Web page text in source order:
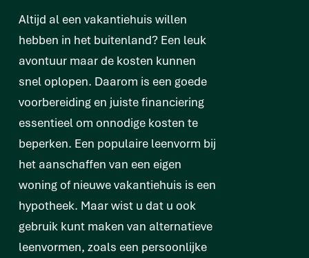
Altijd al een vakantiehuis willen
hebben in het buitenland? Een leuk
avontuur maar de kosten kunnen
snel oplopen. Daarom is een goede
voorbereiding en juiste financiering
essentieel om onnodige kosten te
beperken. Een populaire leenvorm bij
het aanschaffen van een eigen
woning of nieuwe vakantiehuis is een
hypotheek. Maar wist u dat u ook
gebruik kunt maken van alternatieve
leenvormen, zoals een persoonlijke